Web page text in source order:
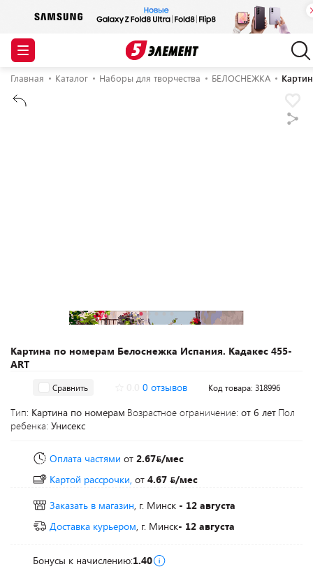
Главная Каталог Наборы для творчества БЕЛОСНЕЖКА
Картина по номерам Белоснежка Испания. Кадакес 455-
ART
Сравнить 0 отзывов Код товара: 318996
Тип: Картина по номерам Возрастное ограничение: от 6 лет Пол
ребенка: Унисекс
Оплата частями от 2.67 /мес
Картой рассрочки, от 4.67
/мес
Заказать в магазин, г. Минск - 12 августа
Доставка курьером, г. Минск- 12 августа
Бонусы к начислению:1.40